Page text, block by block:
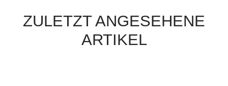
ZULETZT ANGESEHENE
ARTIKEL